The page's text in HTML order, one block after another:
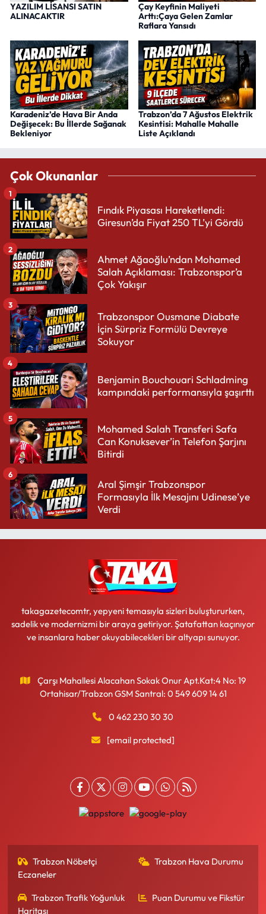
YAZILIM LİSANSI SATIN
ALINACAKTIR
Çay Keyfinin Maliyeti
Arttı:Çaya Gelen Zamlar
Raflara Yansıdı
Karadeniz’de Hava Bir Anda
Değişecek: Bu İllerde Sağanak
Bekleniyor
Trabzon’da 7 Ağustos Elektrik
Kesintisi: Mahalle Mahalle
Liste Açıklandı
Çok Okunanlar
Fındık Piyasası Hareketlendi:
Giresun’da Fiyat 250 TL’yi Gördü
1
Ahmet Ağaoğlu’ndan Mohamed
Salah Açıklaması: Trabzonspor’a
Çok Yakışır
2
Trabzonspor Ousmane Diabate
İçin Sürpriz Formülü Devreye
Sokuyor
3
Benjamin Bouchouari Schladming
kampındaki performansıyla şaşırttı
4
Mohamed Salah Transferi Safa
Can Konuksever’in Telefon Şarjını
Bitirdi
5
Aral Şimşir Trabzonspor
Formasıyla İlk Mesajını Udinese’ye
Verdi
6
takagazetecomtr, yepyeni temasıyla sizleri buluştururken,
sadelik ve modernizmi bir araya getiriyor. Şatafattan kaçınıyor
ve insanlara haber okuyabilecekleri bir altyapı sunuyor.
Çarşı Mahallesi Alacahan Sokak Onur Apt.Kat:4 No: 19
Ortahisar/Trabzon GSM Santral: 0 549 609 14 61
0 462 230 30 30
[email protected]
Trabzon Nöbetçi
Eczaneler
Trabzon Hava Durumu
Trabzon Trafik Yoğunluk
Haritası
Puan Durumu ve Fikstür